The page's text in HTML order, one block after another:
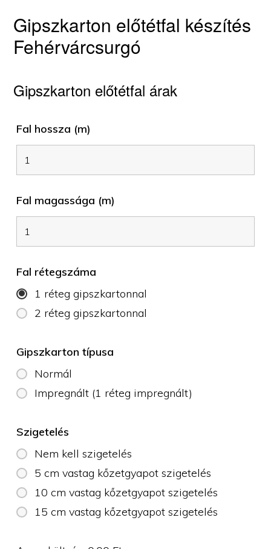
Gipszkarton előtétfal készítés
Fehérvárcsurgó
Gipszkarton előtétfal árak
Fal hossza (m)
Fal magassága (m)
Fal rétegszáma
1 réteg gipszkartonnal
2 réteg gipszkartonnal
Gipszkarton típusa
Normál
Impregnált (1 réteg impregnált)
Szigetelés
Nem kell szigetelés
5 cm vastag kőzetgyapot szigetelés
10 cm vastag kőzetgyapot szigetelés
15 cm vastag kőzetgyapot szigetelés